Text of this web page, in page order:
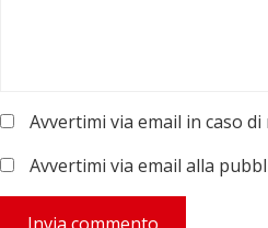
Avvertimi via email in caso
Avvertimi via email alla